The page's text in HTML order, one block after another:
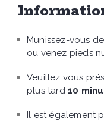
Munissez-vous
ou venez pieds
Veuillez vous
plus tard 10
Il est également